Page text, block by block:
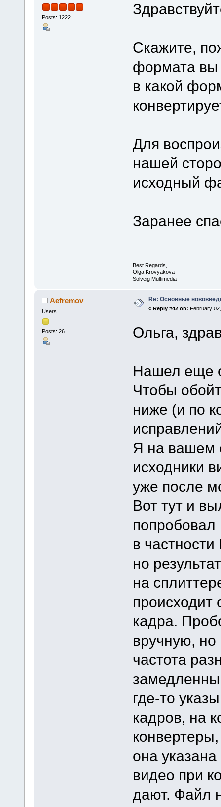
Posts: 1222
Скажите,
формата вы
в какой
Для
нашей
исходный
Заранее
Best Regards,
Olga Krovyakova
Solveig Multimedia
Aefremov
Users
Posts: 26
Re: Основные
« Reply #42 on: February
Ольга,
Нашел еще
Чтобы
ниже (и по
Я на вашем
исходники
уже после
Вот тут и
попробовал
в
но
на
происходит
кадра.
вручную, но
частота
где-то
кадров, на
она
видео при
дают. Файл